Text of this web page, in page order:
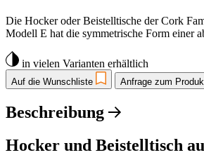
Die Hocker oder Beistelltische der Cork
Modell E hat die symmetrische Form einer
in vielen Varianten erhältlich
Auf die Wunschliste Anfrage zum
Beschreibung
Hocker und Beistelltisch